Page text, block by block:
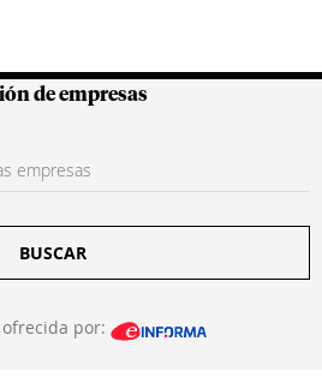
Colombianas
de empresas
BUSCAR
por: